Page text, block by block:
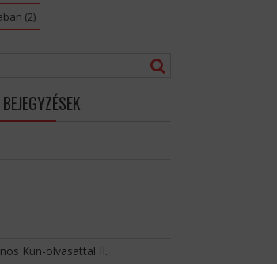
(2)
Kun-olvasattal II.